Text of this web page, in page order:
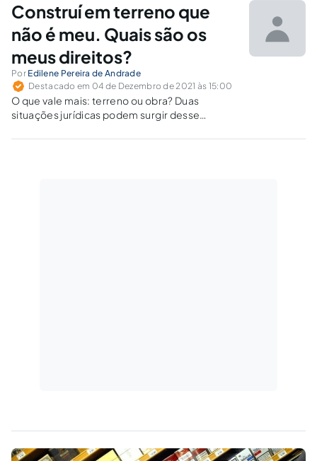
sendo proprietário de imóvel rural...
Construí em terreno que
não é meu. Quais são os
meus direitos?
Por Edilene Pereira de Andrade
Destacado em 04 de Dezembro de 2021 às 15:00
O que vale mais: terreno ou obra? Duas
situações jurídicas podem surgir desse